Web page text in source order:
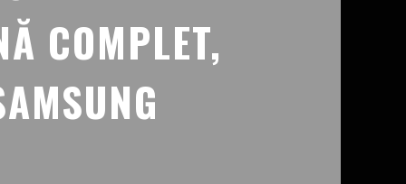
COMPLET,